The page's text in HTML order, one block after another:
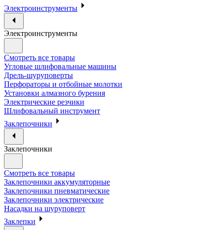
Электроинструменты
Электроинструменты
Смотреть все товары
Угловые шлифовальные машины
Дрель-шуруповерты
Перфораторы и отбойные молотки
Установки алмазного бурения
Электрические резчики
Шлифовальный инструмент
Заклепочники
Заклепочники
Смотреть все товары
Заклепочники аккумуляторные
Заклепочники пневматические
Заклепочники электрические
Насадки на шуруповерт
Заклепки